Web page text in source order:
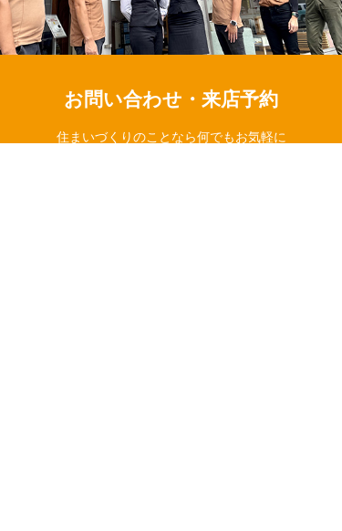
お問い合わせ・来店予約
住まいづくりのことなら何でもお気軽に